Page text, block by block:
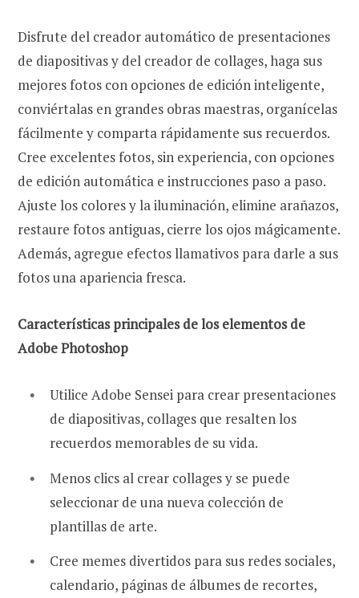
Disfrute del creador automático de presentaciones
de diapositivas y del creador de collages, haga sus
mejores fotos con opciones de edición inteligente,
conviértalas en grandes obras maestras, organícelas
fácilmente y comparta rápidamente sus recuerdos.
Cree excelentes fotos, sin experiencia, con opciones
de edición automática e instrucciones paso a paso.
Ajuste los colores y la iluminación, elimine arañazos,
restaure fotos antiguas, cierre los ojos mágicamente.
Además, agregue efectos llamativos para darle a sus
fotos una apariencia fresca.
Características principales de los elementos de
Adobe Photoshop
Utilice Adobe Sensei para crear presentaciones
de diapositivas, collages que resalten los
recuerdos memorables de su vida.
Menos clics al crear collages y se puede
seleccionar de una nueva colección de
plantillas de arte.
Cree memes divertidos para sus redes sociales,
calendario, páginas de álbumes de recortes,